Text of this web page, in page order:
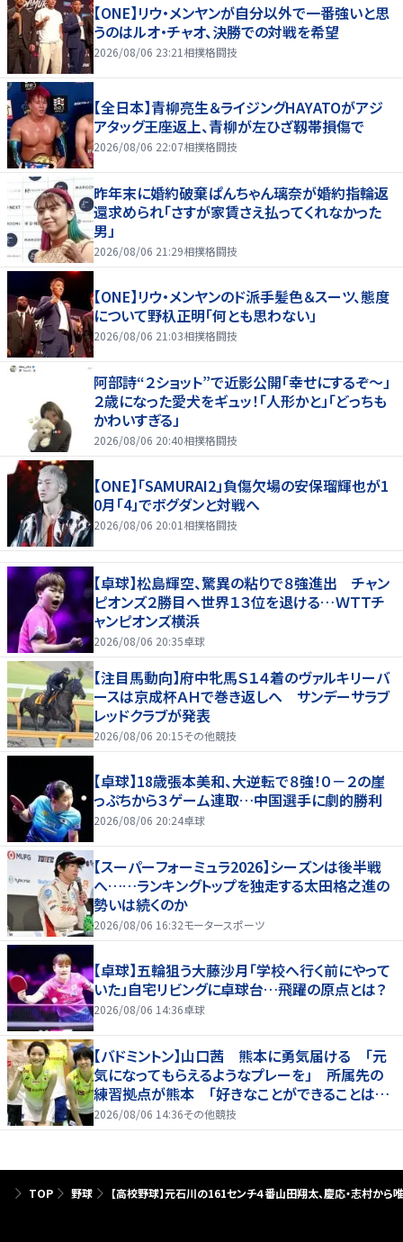
【ONE】リウ・メンヤンが自分以外で一番強いと思
うのはルオ・チャオ、決勝での対戦を希望
2026/08/06 23:21 相撲格闘技
【全日本】青柳亮生＆ライジングHAYATOがアジ
アタッグ王座返上、青柳が左ひざ靱帯損傷で
2026/08/06 22:07相撲格闘技
昨年末に婚約破棄ぱんちゃん璃奈が婚約指輪返
還求められ「さすが家賃さえ払ってくれなかった
男」
2026/08/06 21:29相撲格闘技
【ONE】リウ・メンヤンのド派手髪色＆スーツ、態度
について野杁正明「何とも思わない」
2026/08/06 21:03相撲格闘技
阿部詩“２ショット”で近影公開「幸せにするぞ〜」
２歳になった愛犬をギュッ！「人形かと」「どっちも
かわいすぎる」
2026/08/06 20:40相撲格闘技
【ONE】「SAMURAI2」負傷欠場の安保瑠輝也が1
0月「4」でボグダンと対戦へ
2026/08/06 20:01 相撲格闘技
【卓球】松島輝空、驚異の粘りで８強進出 チャン
ピオンズ２勝目へ世界１３位を退ける…ＷＴＴチ
ャンピオンズ横浜
2026/08/06 20:35卓球
【注目馬動向】府中牝馬Ｓ１４着のヴァルキリーバ
ースは京成杯ＡＨで巻き返しへ サンデーサラブ
レッドクラブが発表
2026/08/06 20:15その他競技
【卓球】18歳張本美和、大逆転で８強！０－２の崖
っぷちから３ゲーム連取…中国選手に劇的勝利
2026/08/06 20:24卓球
【スーパーフォーミュラ2026】シーズンは後半戦
へ……ランキングトップを独走する太田格之進の
勢いは続くのか
2026/08/06 16:32モータースポーツ
【卓球】五輪狙う大藤沙月「学校へ行く前にやって
いた」自宅リビングに卓球台…飛躍の原点とは？
2026/08/06 14:36卓球
【バドミントン】山口茜 熊本に勇気届ける 「元
気になってもらえるようなプレーを」 所属先の
練習拠点が熊本 「好きなことができることは当
たり前じゃない」
2026/08/06 14:36その他競技
TOP 野球 【高校野球】元石川の161センチ４番山田翔太、慶応・志村